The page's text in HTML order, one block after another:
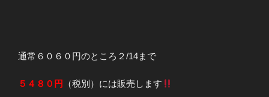
通常６０６０円のところ２/14まで
５４８０円 （税別）には販売します